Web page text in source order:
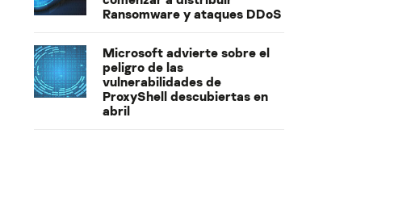
Ransomware y ataques DDoS
Microsoft advierte sobre el
peligro de las
vulnerabilidades de
ProxyShell descubiertas en
abril